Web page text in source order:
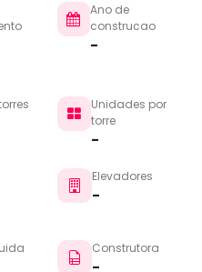
Ano de
construcao
-
Unidades por
torre
-
Elevadores
-
Construtora
-